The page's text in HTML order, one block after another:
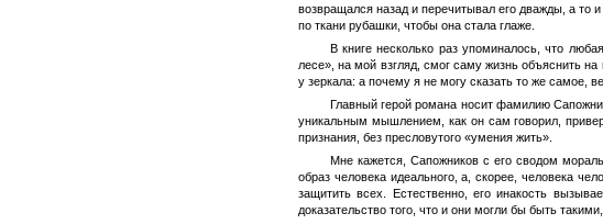
возвращался назад и перечитывал его дважды, а то
по ткани рубашки, чтобы она стала глаже.
В книге несколько раз упоминалось, что
лесе», на мой взгляд, смог саму жизнь объяснить
у зеркала: а почему я не могу сказать то же самое,
Главный герой романа носит фамилию
уникальным мышлением, как он сам говорил,
признания, без пресловутого «умения жить».
Мне кажется, Сапожников с его сводом
образ человека идеального, а, скорее, человека
защитить всех. Естественно, его инакость
доказательство того, что и они могли бы быть